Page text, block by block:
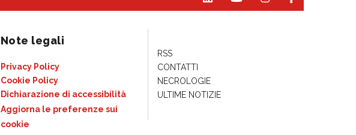
Note legali
Privacy Policy
Cookie Policy
Dichiarazione di accessibilità
Aggiorna le preferenze sui
cookie
RSS
CONTATTI
NECROLOGIE
ULTIME NOTIZIE